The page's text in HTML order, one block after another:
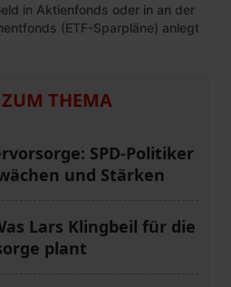
in Aktienfonds oder in an der
(ETF-Sparpläne) anlegt
THEMA
SPD-Politiker
und Stärken
Lars Klingbeil für die
plant